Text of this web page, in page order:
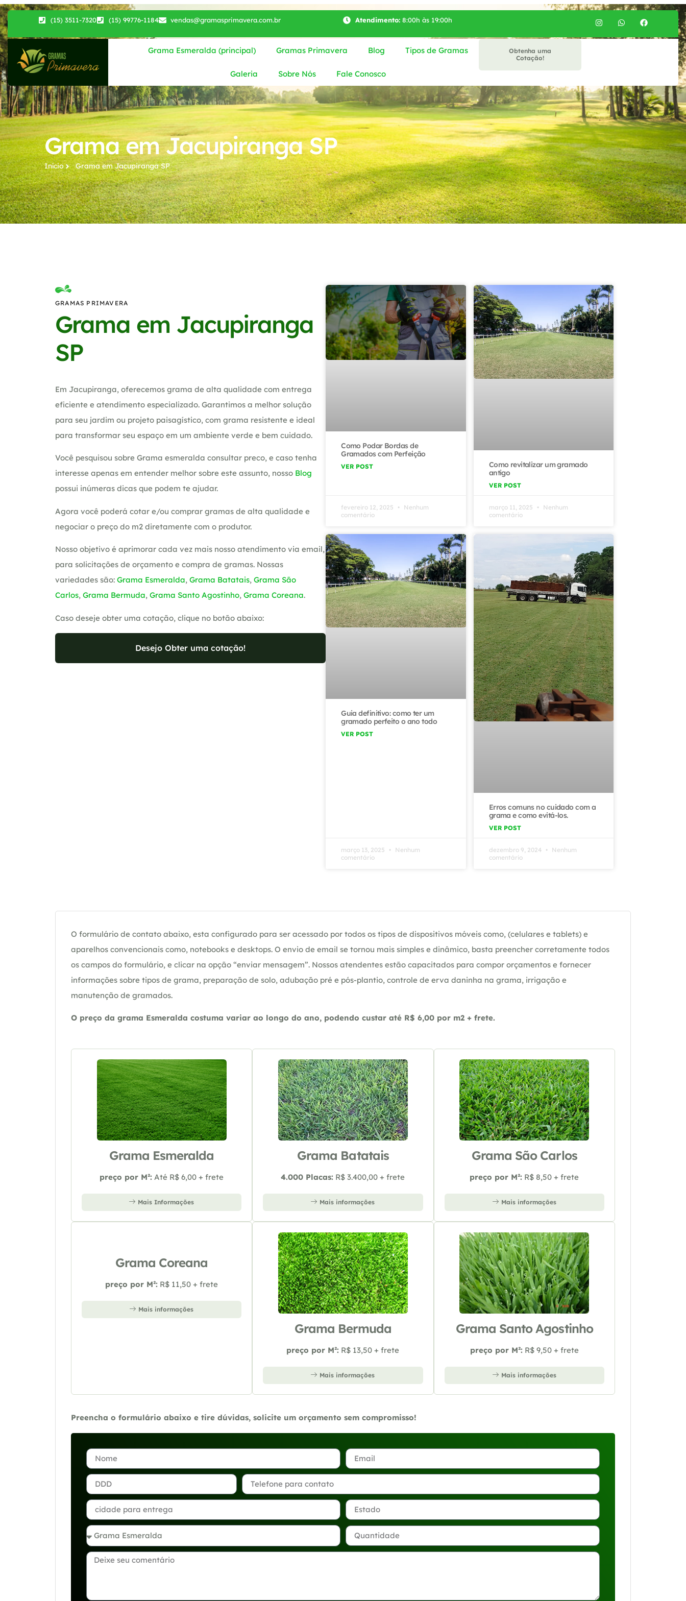
(15) 3511-7320 (15) 99776-1184 vendas@gramasprimavera.com.br Atendimento:8:00h às 19:00h
Grama Esmeralda (principal) Gramas Primavera Blog Tipos de Gramas
Galeria Sobre Nós Fale Conosco
Obtenha uma
Cotação!
Grama em Jacupiranga SP
Início Grama em Jacupiranga SP
GRAMAS PRIMAVERA
Grama em Jacupiranga
SP
Em Jacupiranga, oferecemos grama de alta qualidade com entrega
eficiente e atendimento especializado. Garantimos a melhor solução
para seu jardim ou projeto paisagístico, com grama resistente e ideal
para transformar seu espaço em um ambiente verde e bem cuidado.
Você pesquisou sobre Grama esmeralda consultar preco, e caso tenha
interesse apenas em entender melhor sobre este assunto, nosso Blog
possui inúmeras dicas que podem te ajudar.
Agora você poderá cotar e/ou comprar gramas de alta qualidade e
negociar o preço do m2 diretamente com o produtor.
Nosso objetivo é aprimorar cada vez mais nosso atendimento via email,
para solicitações de orçamento e compra de gramas. Nossas
variedades são: Grama Esmeralda, Grama Batatais, Grama São
Carlos, Grama Bermuda, Grama Santo Agostinho, Grama Coreana.
Caso deseje obter uma cotação, clique no botão abaixo:
Desejo Obter uma cotação!
Como Podar Bordas de
Gramados com Perfeição
VER POST
fevereiro 12, 2025
Nenhum
comentário
Como revitalizar um gramado
antigo
VER POST
março 11, 2025
Nenhum
comentário
Guia definitivo: como ter um
gramado perfeito o ano todo
VER POST
março 13, 2025
Nenhum
comentário
Erros comuns no cuidado com a
grama e como evitá-los.
VER POST
dezembro 9, 2024
Nenhum
comentário
O formulário de contato abaixo, esta configurado para ser acessado por todos os tipos de dispositivos móveis como, (celulares e tablets) e
aparelhos convencionais como, notebooks e desktops. O envio de email se tornou mais simples e dinâmico, basta preencher corretamente todos
os campos do formulário, e clicar na opção “enviar mensagem”. Nossos atendentes estão capacitados para compor orçamentos e fornecer
informações sobre tipos de grama, preparação de solo, adubação pré e pós-plantio, controle de erva daninha na grama, irrigação e
manutenção de gramados.
O preço da grama Esmeralda costuma variar ao longo do ano, podendo custar até R$ 6,00 por m2 + frete.
Grama Esmeralda
preço por M²: Até R$ 6,00 + frete
Mais Informações
Grama Batatais
4.000 Placas: R$ 3.400,00 + frete
Mais informações
Grama São Carlos
preço por M²: R$ 8,50 + frete
Mais informações
Grama Coreana
preço por M²: R$ 11,50 + frete
Mais informações
Grama Bermuda
preço por M²: R$ 13,50 + frete
Mais informações
Grama Santo Agostinho
preço por M²: R$ 9,50 + frete
Mais informações
Preencha o formulário abaixo e tire dúvidas, solicite um orçamento sem compromisso!